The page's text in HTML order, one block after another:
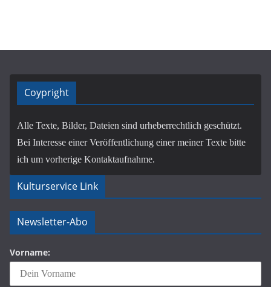
Coypright
Alle Texte, Bilder, Dateien sind urheberrechtlich geschützt.
Bei Interesse einer Veröffentlichung einer meiner Texte bitte
ich um vorherige Kontaktaufnahme.
Kulturservice Link
Newsletter-Abo
Vorname: